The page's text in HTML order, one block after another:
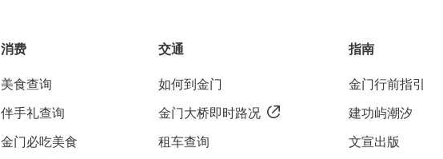
消费
美食查询
伴手礼查询
金门必吃美食
交通
如何到金门
金门大桥即时路况
租车查询
指南
金门行前指引
建功屿潮汐
文宣出版